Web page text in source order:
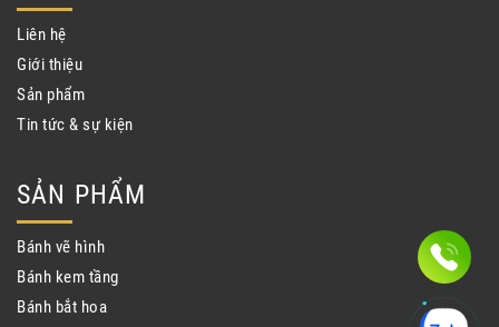
Liên hệ
Giới thiệu
Sản phẩm
Tin tức & sự kiện
SẢN PHẨM
Bánh vẽ hình
Bánh kem tầng
Bánh bắt hoa